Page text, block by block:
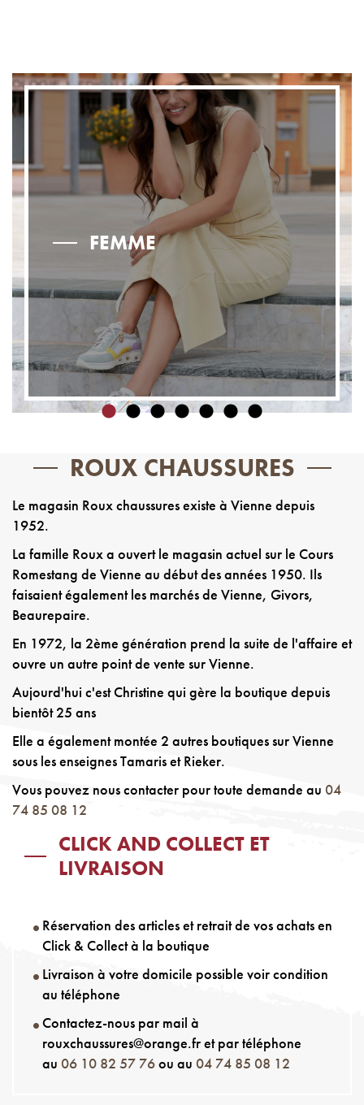
FEMME
ROUX CHAUSSURES
Le magasin Roux chaussures existe à Vienne depuis
1952.
La famille Roux a ouvert le magasin actuel sur le Cours
Romestang de Vienne au début des années 1950. Ils
faisaient également les marchés de Vienne, Givors,
Beaurepaire.
En 1972, la 2ème génération prend la suite de l'affaire et
ouvre un autre point de vente sur Vienne.
Aujourd'hui c'est Christine qui gère la boutique depuis
bientôt 25 ans
Elle a également montée 2 autres boutiques sur Vienne
sous les enseignes Tamaris et Rieker.
Vous pouvez nous contacter pour toute demande au 04
74 85 08 12
CLICK AND COLLECT ET
LIVRAISON
Réservation des articles et retrait de vos achats en
Click & Collect à la boutique
Livraison à votre domicile possible voir condition
au téléphone
Contactez-nous par mail à
rouxchaussures@orange.fr et par téléphone
au 06 10 82 57 76ou au 04 74 85 08 12